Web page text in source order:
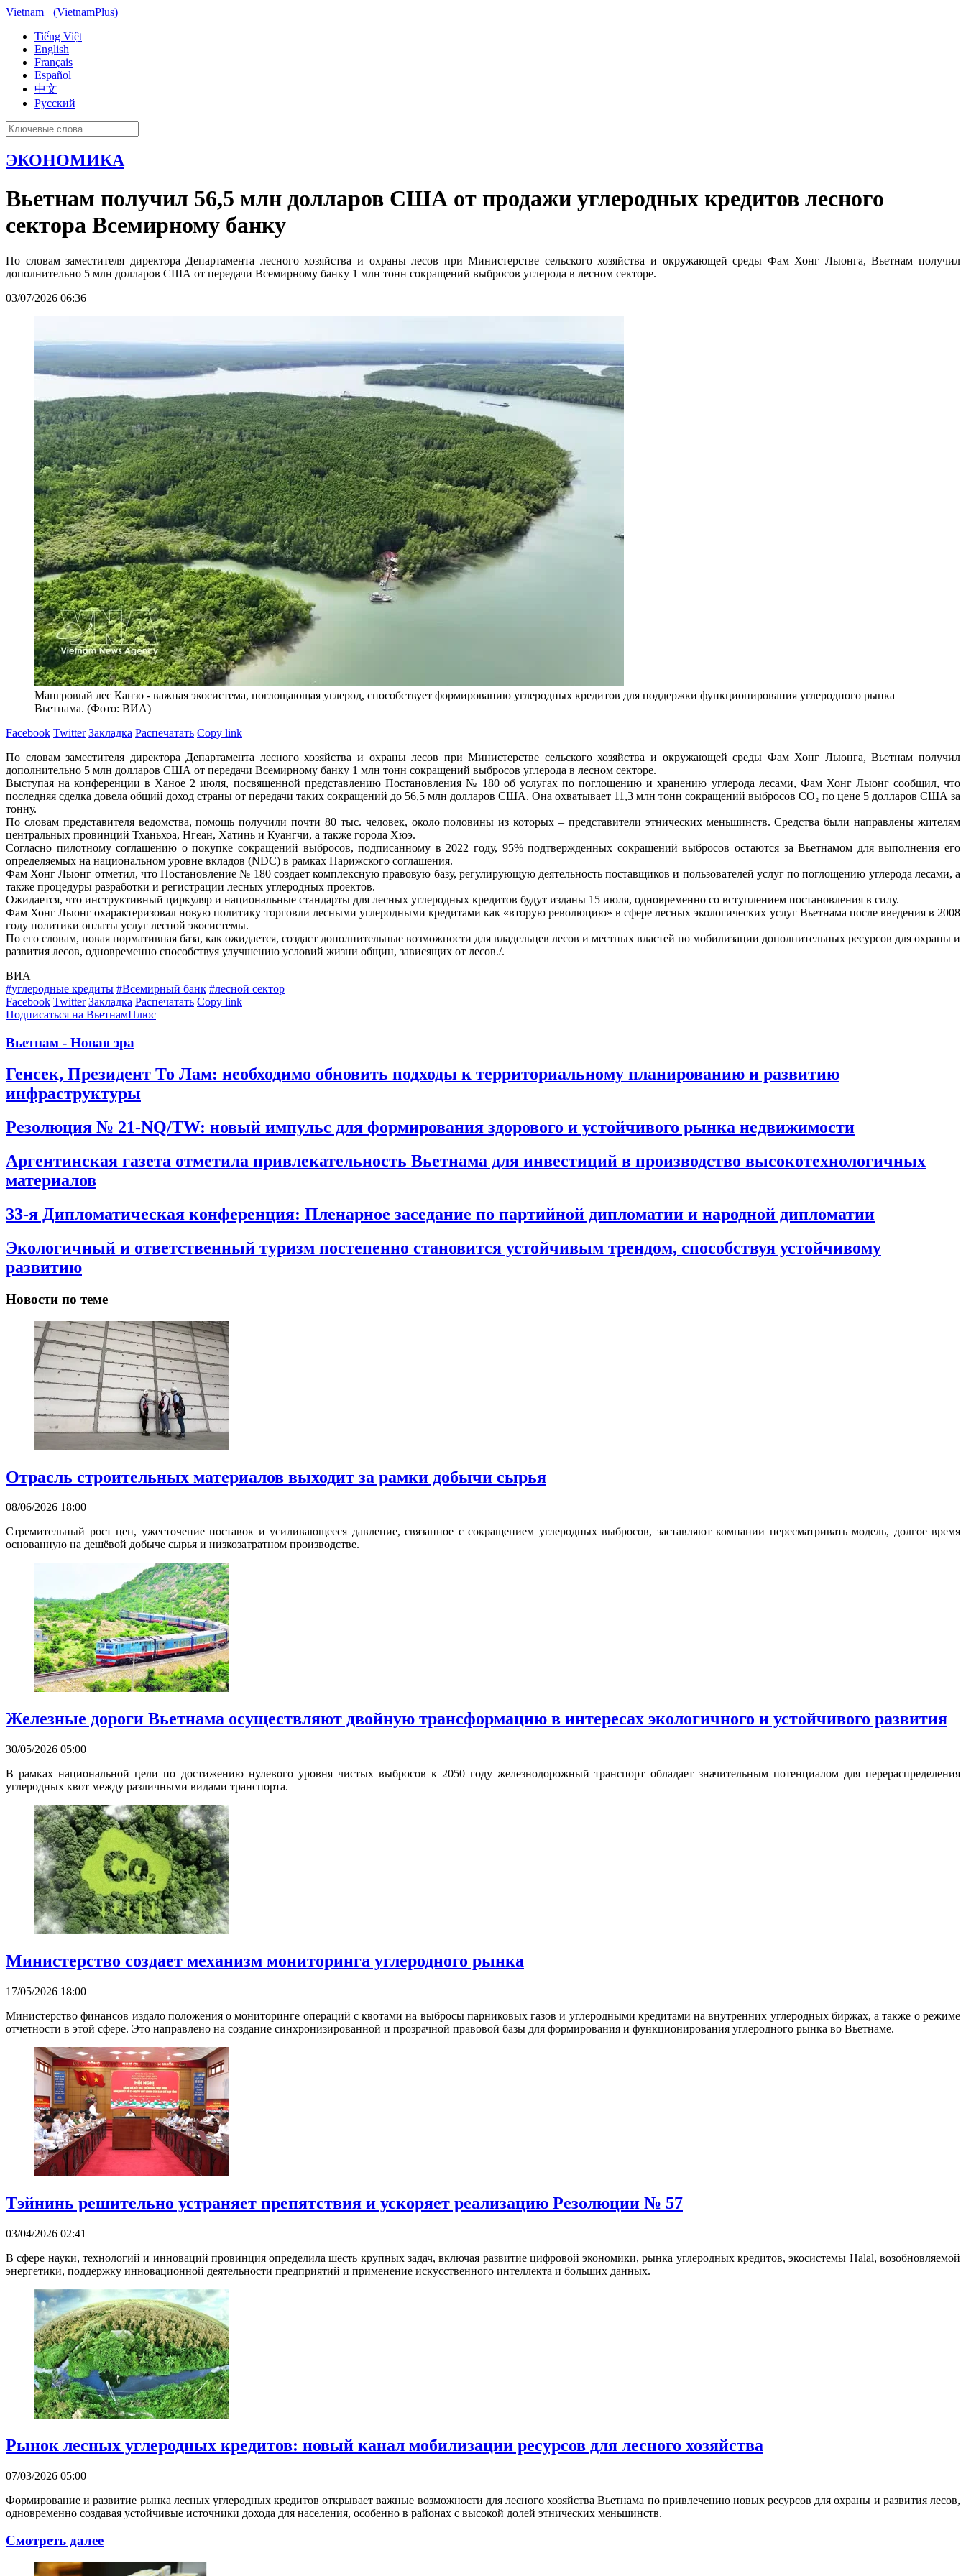
Vietnam+ (VietnamPlus)
Tiếng Việt
English
Français
Español
中文
Русский
ЭКОНОМИКА
Вьетнам получил 56,5 млн долларов США от продажи углеродных кредитов лесного
сектора Всемирному банку
По словам заместителя директора Департамента лесного хозяйства и охраны лесов при Министерстве сельского хозяйства и окружающей среды Фам Хонг Лыонга, Вьетнам получил
дополнительно 5 млн долларов США от передачи Всемирному банку 1 млн тонн сокращений выбросов углерода в лесном секторе.
03/07/2026 06:36
Мангровый лес Канзо - важная экосистема, поглощающая углерод, способствует формированию углеродных кредитов для поддержки функционирования углеродного рынка
Вьетнама. (Фото: ВИА)
Facebook Twitter Закладка Распечатать Copy link
По словам заместителя директора Департамента лесного хозяйства и охраны лесов при Министерстве сельского хозяйства и окружающей среды Фам Хонг Лыонга, Вьетнам получил
дополнительно 5 млн долларов США от передачи Всемирному банку 1 млн тонн сокращений выбросов углерода в лесном секторе.
Выступая на конференции в Ханое 2 июля, посвященной представлению Постановления № 180 об услугах по поглощению и хранению углерода лесами, Фам Хонг Лыонг сообщил, что
последняя сделка довела общий доход страны от передачи таких сокращений до 56,5 млн долларов США. Она охватывает 11,3 млн тонн сокращений выбросов CO₂ по цене 5 долларов США за
тонну.
По словам представителя ведомства, помощь получили почти 80 тыс. человек, около половины из которых – представители этнических меньшинств. Средства были направлены жителям
центральных провинций Тханьхоа, Нгеан, Хатинь и Куангчи, а также города Хюэ.
Согласно пилотному соглашению о покупке сокращений выбросов, подписанному в 2022 году, 95% подтвержденных сокращений выбросов остаются за Вьетнамом для выполнения его
определяемых на национальном уровне вкладов (NDC) в рамках Парижского соглашения.
Фам Хонг Лыонг отметил, что Постановление № 180 создает комплексную правовую базу, регулирующую деятельность поставщиков и пользователей услуг по поглощению углерода лесами, а
также процедуры разработки и регистрации лесных углеродных проектов.
Ожидается, что инструктивный циркуляр и национальные стандарты для лесных углеродных кредитов будут изданы 15 июля, одновременно со вступлением постановления в силу.
Фам Хонг Лыонг охарактеризовал новую политику торговли лесными углеродными кредитами как «вторую революцию» в сфере лесных экологических услуг Вьетнама после введения в 2008
году политики оплаты услуг лесной экосистемы.
По его словам, новая нормативная база, как ожидается, создаст дополнительные возможности для владельцев лесов и местных властей по мобилизации дополнительных ресурсов для охраны и
развития лесов, одновременно способствуя улучшению условий жизни общин, зависящих от лесов./.
ВИА
#углеродные кредиты #Всемирный банк #лесной сектор
Facebook Twitter Закладка Распечатать Copy link
Подписаться на ВьетнамПлюс
Вьетнам - Новая эра
Генсек, Президент То Лам: необходимо обновить подходы к территориальному планированию и развитию
инфраструктуры
Резолюция № 21-NQ/TW: новый импульс для формирования здорового и устойчивого рынка недвижимости
Аргентинская газета отметила привлекательность Вьетнама для инвестиций в производство высокотехнологичных
материалов
33-я Дипломатическая конференция: Пленарное заседание по партийной дипломатии и народной дипломатии
Экологичный и ответственный туризм постепенно становится устойчивым трендом, способствуя устойчивому
развитию
Новости по теме
Отрасль строительных материалов выходит за рамки добычи сырья
08/06/2026 18:00
Стремительный рост цен, ужесточение поставок и усиливающееся давление, связанное с сокращением углеродных выбросов, заставляют компании пересматривать модель, долгое время
основанную на дешёвой добыче сырья и низкозатратном производстве.
Железные дороги Вьетнама осуществляют двойную трансформацию в интересах экологичного и устойчивого развития
30/05/2026 05:00
В рамках национальной цели по достижению нулевого уровня чистых выбросов к 2050 году железнодорожный транспорт обладает значительным потенциалом для перераспределения
углеродных квот между различными видами транспорта.
Министерство создает механизм мониторинга углеродного рынка
17/05/2026 18:00
Министерство финансов издало положения о мониторинге операций с квотами на выбросы парниковых газов и углеродными кредитами на внутренних углеродных биржах, а также о режиме
отчетности в этой сфере. Это направлено на создание синхронизированной и прозрачной правовой базы для формирования и функционирования углеродного рынка во Вьетнаме.
Тэйнинь решительно устраняет препятствия и ускоряет реализацию Резолюции № 57
03/04/2026 02:41
В сфере науки, технологий и инноваций провинция определила шесть крупных задач, включая развитие цифровой экономики, рынка углеродных кредитов, экосистемы Halal, возобновляемой
энергетики, поддержку инновационной деятельности предприятий и применение искусственного интеллекта и больших данных.
Рынок лесных углеродных кредитов: новый канал мобилизации ресурсов для лесного хозяйства
07/03/2026 05:00
Формирование и развитие рынка лесных углеродных кредитов открывает важные возможности для лесного хозяйства Вьетнама по привлечению новых ресурсов для охраны и развития лесов,
одновременно создавая устойчивые источники дохода для населения, особенно в районах с высокой долей этнических меньшинств.
Смотреть далее